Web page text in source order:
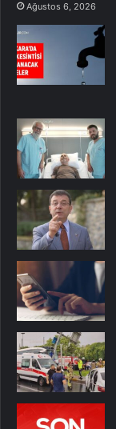
Ağustos 6, 2026